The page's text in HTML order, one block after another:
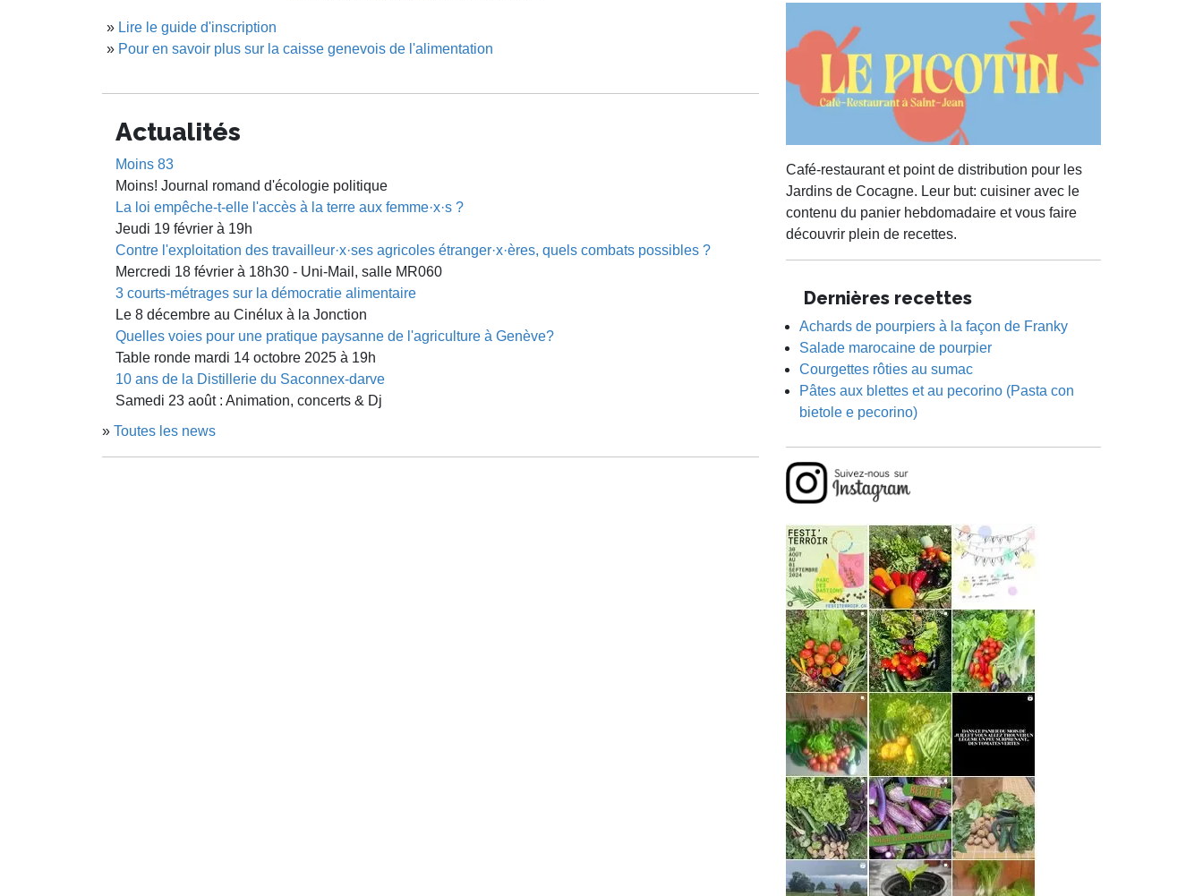
» Lire le guide d'inscription
» Pour en savoir plus sur la caisse genevois de l'alimentation
Actualités
Moins 83
Moins! Journal romand d'écologie politique
La loi empêche-t-elle l'accès à la terre aux femme·x·s ?
Jeudi 19 février à 19h
Contre l'exploitation des travailleur·x·ses agricoles étranger·x·ères, quels combats possibles ?
Mercredi 18 février à 18h30 - Uni-Mail, salle MR060
3 courts-métrages sur la démocratie alimentaire
Le 8 décembre au Cinélux à la Jonction
Quelles voies pour une pratique paysanne de l'agriculture à Genève?
Table ronde mardi 14 octobre 2025 à 19h
10 ans de la Distillerie du Saconnex-darve
Samedi 23 août : Animation, concerts & Dj
» Toutes les news
Café-restaurant et point de distribution pour les
Jardins de Cocagne. Leur but: cuisiner avec le
contenu du panier hebdomadaire et vous faire
découvrir plein de recettes.
Dernières recettes
Achards de pourpiers à la façon de Franky
Salade marocaine de pourpier
Courgettes rôties au sumac
Pâtes aux blettes et au pecorino (Pasta con
bietole e pecorino)